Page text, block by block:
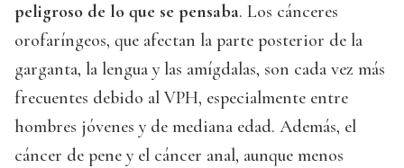
peligroso de lo que se pensaba. Los cánceres
orofaríngeos, que afectan la parte posterior de la
garganta, la lengua y las amígdalas, son cada vez más
frecuentes debido al VPH, especialmente entre
hombres jóvenes y de mediana edad. Además, el
cáncer de pene y el cáncer anal, aunque menos